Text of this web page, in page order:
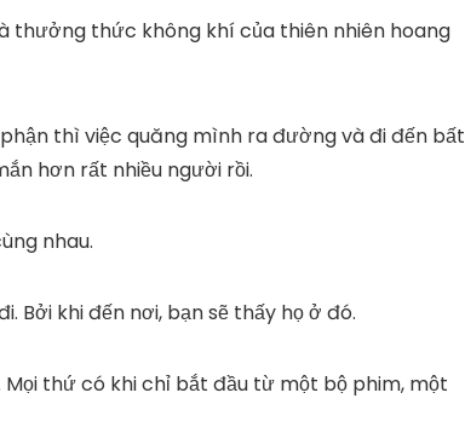
thưởng thức không khí của thiên nhiên hoang
thì việc quăng mình ra đường và đi đến bất
hơn rất nhiều người rồi.
nhau.
Bởi khi đến nơi, bạn sẽ thấy họ ở đó.
Mọi thứ có khi chỉ bắt đầu từ một bộ phim, một